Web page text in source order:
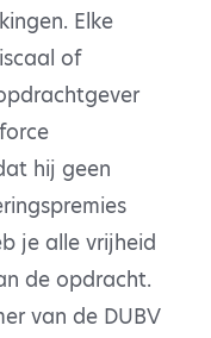
Elke
of
hij geen
je alle vrijheid
de opdracht.
van de DUBV